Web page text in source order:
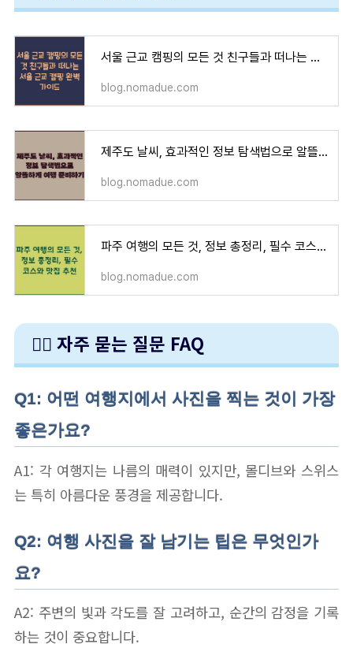
서울 근교 캠핑의 모든 것 친구들과 떠나는 서울 근교 캠핑 완벽 가이드
blog.nomadue.com
제주도 날씨, 효과적인 정보 탐색법으로 알뜰하게 여행 준비하기
blog.nomadue.com
파주 여행의 모든 것, 정보 총정리, 필수 코스와 맛집 추천
blog.nomadue.com
🙋‍♀️ 자주 묻는 질문 FAQ
Q1: 어떤 여행지에서 사진을 찍는 것이 가장
좋은가요?
A1: 각 여행지는 나름의 매력이 있지만, 몰디브와 스위스
는 특히 아름다운 풍경을 제공합니다.
Q2: 여행 사진을 잘 남기는 팁은 무엇인가
요?
A2: 주변의 빛과 각도를 잘 고려하고, 순간의 감정을 기록
하는 것이 중요합니다.